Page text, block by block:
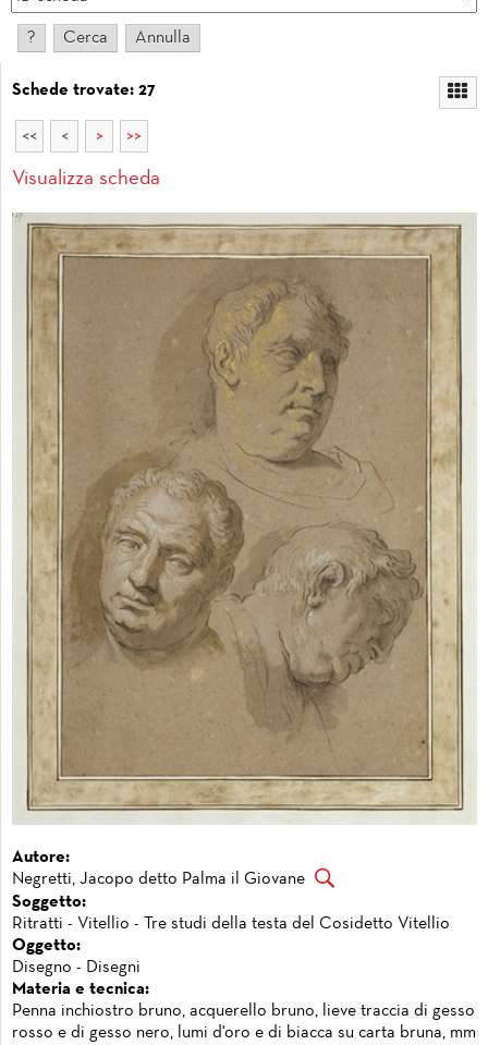
Schede trovate: 27
<< < > >>
Visualizza scheda
Autore:
Negretti, Jacopo detto Palma il Giovane
Soggetto:
Ritratti - Vitellio - Tre studi della testa del Cosidetto Vitellio
Oggetto:
Disegno - Disegni
Materia e tecnica:
Penna inchiostro bruno, acquerello bruno, lieve traccia di gesso
rosso e di gesso nero, lumi d'oro e di biacca su carta bruna, mm